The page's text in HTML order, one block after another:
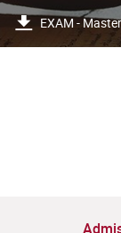
EXAM -